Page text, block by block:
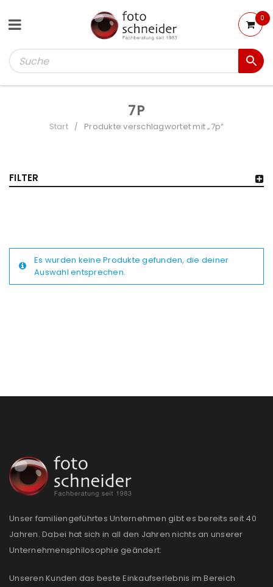
0
7P
Start / Produkte verschlagwortet mit „7p“
FILTER
Es wurden keine Produkte gefunden, die deiner
Auswahl entsprechen.
Unser familiengeführtes Unternehmen gibt es bereits seit 40
Jahren. Dabei hat sich in all den Jahren nichts an unserer
Unternehmensphilosophie geändert:
Unseren Kunden das beste Einkaufserlebnis im Bereich